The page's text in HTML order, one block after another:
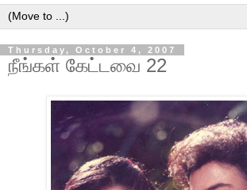
Thursday, October 4, 2007
நீங்கள் கேட்டவை 22